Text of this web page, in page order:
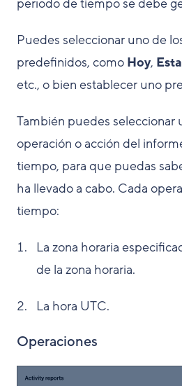
período de tiempo se debe
Puedes seleccionar uno de
predefinidos, como Hoy,
etc., o bien establecer uno
También puedes seleccionar
operación o acción del
tiempo, para que puedas
ha llevado a cabo. Cada
tiempo:
La zona horaria
de la zona horaria.
La hora UTC.
Operaciones